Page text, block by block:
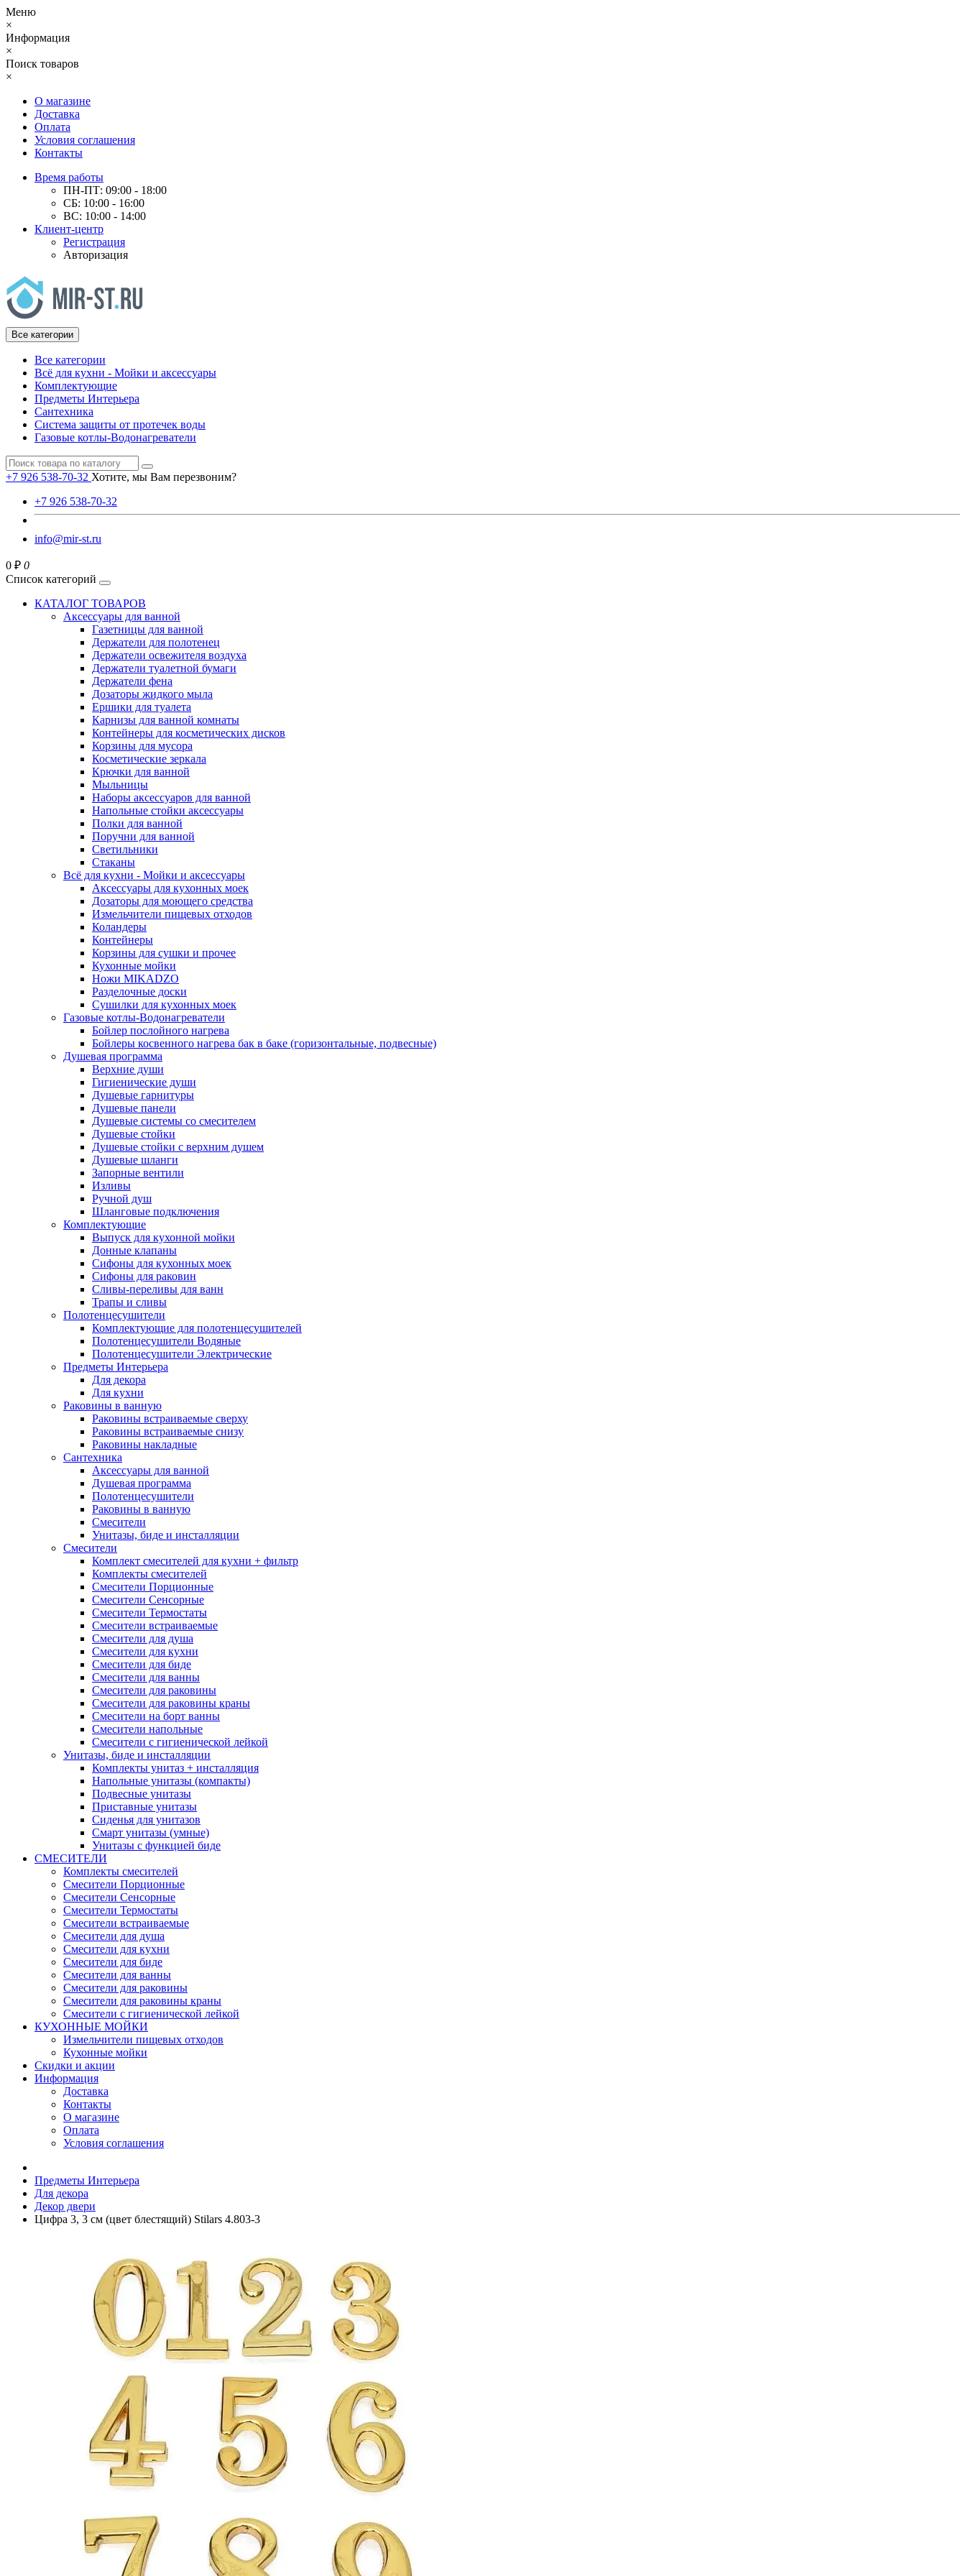
Меню
×
Информация
×
Поиск товаров
×
О магазине
Доставка
Оплата
Условия соглашения
Контакты
Время работы
ПН-ПТ: 09:00 - 18:00
СБ: 10:00 - 16:00
ВС: 10:00 - 14:00
Клиент-центр
Регистрация
Авторизация
Все категории
Все категории
Всё для кухни - Мойки и аксессуары
Комплектующие
Предметы Интерьера
Сантехника
Система защиты от протечек воды
Газовые котлы-Водонагреватели
+7 926 538-70-32 Хотите, мы Вам перезвоним?
+7 926 538-70-32
info@mir-st.ru
0 ₽ 0
Список категорий
КАТАЛОГ ТОВАРОВ
Аксессуары для ванной
Газетницы для ванной
Держатели для полотенец
Держатели освежителя воздуха
Держатели туалетной бумаги
Держатели фена
Дозаторы жидкого мыла
Ершики для туалета
Карнизы для ванной комнаты
Контейнеры для косметических дисков
Корзины для мусора
Косметические зеркала
Крючки для ванной
Мыльницы
Наборы аксессуаров для ванной
Напольные стойки аксессуары
Полки для ванной
Поручни для ванной
Светильники
Стаканы
Всё для кухни - Мойки и аксессуары
Аксессуары для кухонных моек
Дозаторы для моющего средства
Измельчители пищевых отходов
Коландеры
Контейнеры
Корзины для сушки и прочее
Кухонные мойки
Ножи MIKADZO
Разделочные доски
Сушилки для кухонных моек
Газовые котлы-Водонагреватели
Бойлер послойного нагрева
Бойлеры косвенного нагрева бак в баке (горизонтальные, подвесные)
Душевая программа
Верхние души
Гигиенические души
Душевые гарнитуры
Душевые панели
Душевые системы со смесителем
Душевые стойки
Душевые стойки с верхним душем
Душевые шланги
Запорные вентили
Изливы
Ручной душ
Шланговые подключения
Комплектующие
Выпуск для кухонной мойки
Донные клапаны
Сифоны для кухонных моек
Сифоны для раковин
Сливы-переливы для ванн
Трапы и сливы
Полотенцесушители
Комплектующие для полотенцесушителей
Полотенцесушители Водяные
Полотенцесушители Электрические
Предметы Интерьера
Для декора
Для кухни
Раковины в ванную
Раковины встраиваемые сверху
Раковины встраиваемые снизу
Раковины накладные
Сантехника
Аксессуары для ванной
Душевая программа
Полотенцесушители
Раковины в ванную
Смесители
Унитазы, биде и инсталляции
Смесители
Комплект смесителей для кухни + фильтр
Комплекты смесителей
Смесители Порционные
Смесители Сенсорные
Смесители Термостаты
Смесители встраиваемые
Смесители для душа
Смесители для кухни
Смесители для биде
Смесители для ванны
Смесители для раковины
Смесители для раковины краны
Смесители на борт ванны
Смесители напольные
Смесители с гигиенической лейкой
Унитазы, биде и инсталляции
Комплекты унитаз + инсталляция
Напольные унитазы (компакты)
Подвесные унитазы
Приставные унитазы
Сиденья для унитазов
Смарт унитазы (умные)
Унитазы с функцией биде
СМЕСИТЕЛИ
Комплекты смесителей
Смесители Порционные
Смесители Сенсорные
Смесители Термостаты
Смесители встраиваемые
Смесители для душа
Смесители для кухни
Смесители для биде
Смесители для ванны
Смесители для раковины
Смесители для раковины краны
Смесители с гигиенической лейкой
КУХОННЫЕ МОЙКИ
Измельчители пищевых отходов
Кухонные мойки
Скидки и акции
Информация
Доставка
Контакты
О магазине
Оплата
Условия соглашения
Предметы Интерьера
Для декора
Декор двери
Цифра 3, 3 см (цвет блестящий) Stilars 4.803-3